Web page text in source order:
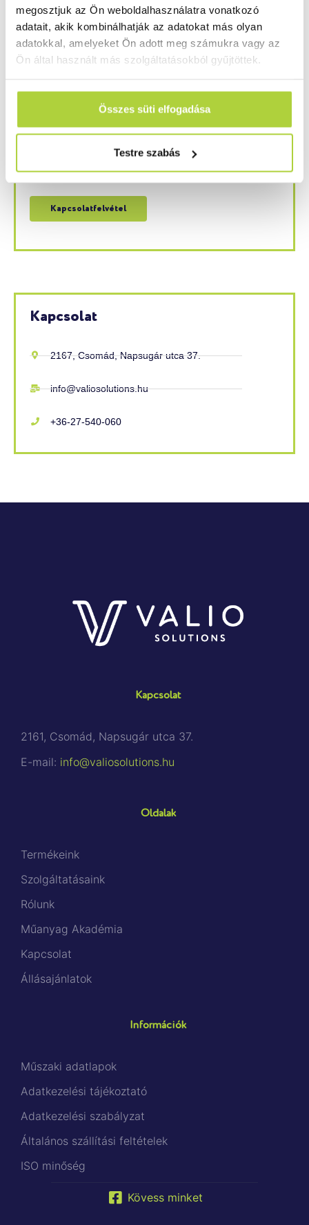
megosztjuk az Ön weboldalhasználatra vonatkozó
adatait, akik kombinálhatják az adatokat más olyan
adatokkal, amelyeket Ön adott meg számukra vagy az
Ön által használt más szolgáltatásokból gyűjtöttek.
Összes süti elfogadása
Testre szabás
ELŐZŐ CIKK
Milyen következményekkel jár a műanyag szennyezés?
KÖVETKEZŐ CIKK
Hőre keményedő vs. hőre lágyuló polimerek
Ha kérdése van műanyag reklámipari termékeink,
kiegészítő termékeink, kész megoldásaink, vagy
hozzánk bizalommal. Szakértő kollégáink a lehető
leghamarabb felveszik majd önnel a kapcsolatot.
Kapcsolatfelvétel
Kapcsolat
2167, Csomád, Napsugár utca 37.
info@valiosolutions.hu
+36-27-540-060
Kapcsolat
2161, Csomád, Napsugár utca 37.
E-mail: info@valiosolutions.hu
Oldalak
Termékeink
Szolgáltatásaink
Rólunk
Műanyag Akadémia
Kapcsolat
Állásajánlatok
Információk
Műszaki adatlapok
Adatkezelési tájékoztató
Adatkezelési szabályzat
Általános szállítási feltételek
ISO minőség
Kövess minket